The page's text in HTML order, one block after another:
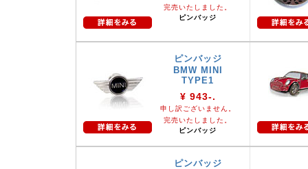
完売いたしました。
ピンバッジ
ピンバッジ
BMW MINI
TYPE1
¥ 943-.
申し訳ございません。
完売いたしました。
ピンバッジ
ピンバッジ